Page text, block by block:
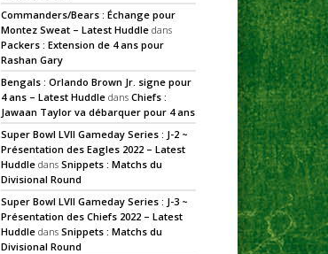
Commanders/Bears : Échange pour
Montez Sweat – Latest Huddle dans
Packers : Extension de 4 ans pour
Rashan Gary
Bengals : Orlando Brown Jr. signe pour
4 ans – Latest Huddle dansChiefs :
Jawaan Taylor va débarquer pour 4 ans
Super Bowl LVII Gameday Series : J-2 ~
Présentation des Eagles 2022 – Latest
Huddle dansSnippets : Matchs du
Divisional Round
Super Bowl LVII Gameday Series : J-3 ~
Présentation des Chiefs 2022 – Latest
Huddle dansSnippets : Matchs du
Divisional Round